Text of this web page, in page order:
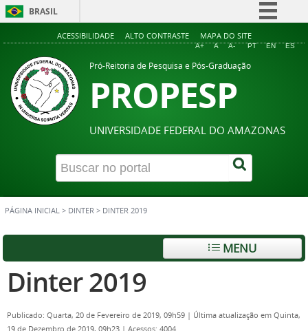
BRASIL
Simplifique!
Acesso à informação
ACESSIBILIDADE ALTO CONTRASTE MAPA DO SITE
A+ A A- PT EN ES
Pró-Reitoria de Pesquisa e Pós-Graduação
PROPESP
UNIVERSIDADE FEDERAL DO AMAZONAS
PÁGINA INICIAL > DINTER > DINTER 2019
MENU
Dinter 2019
Publicado: Quarta, 20 de Fevereiro de 2019, 09h59 | Última atualização em Quinta,
19 de Dezembro de 2019, 09h23 | Acessos: 4004